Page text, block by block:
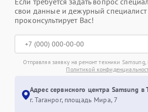
свои данные и дежурный специалист
проконсультирует Вас!
Отправляя заявку на ремонт техники Samsung,
Политикой
Адрес сервисного центра Samsung в
г. Таганрог, площадь Мира, 7